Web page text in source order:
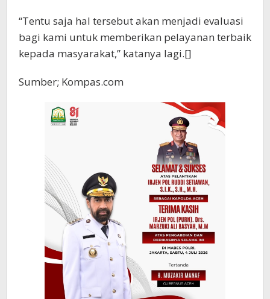
“Tentu saja hal tersebut akan menjadi evaluasi
bagi kami untuk memberikan pelayanan terbaik
kepada masyarakat,” katanya lagi.[]
Sumber; Kompas.com